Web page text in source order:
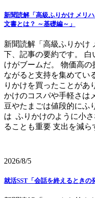
新聞読解「高級ふりかけ メリ
文書とは？ ～基礎編～」
新聞読解「高級ふりかけ
下、記事の要約です。
けがブームだ。 物価高
ながると支持を集めてい
りかけを買ったことがあ
かけのコスパや手軽さは
豆やたまごは値段的にふ
は ふりかけのように小
ることも重要 支出を減ら
2026/8/5
就活SST「会話を終えるときの